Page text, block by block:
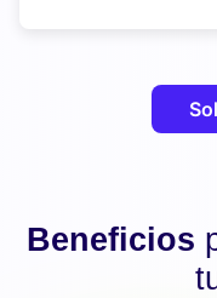
Beneficios